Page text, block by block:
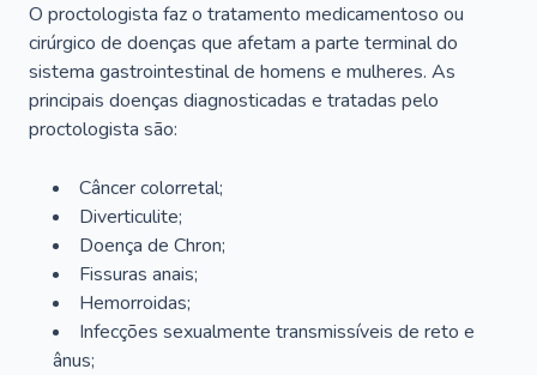
O proctologista faz o tratamento medicamentoso ou
cirúrgico de doenças que afetam a parte terminal do
sistema gastrointestinal de homens e mulheres. As
principais doenças diagnosticadas e tratadas pelo
proctologista são:
Câncer colorretal;
Diverticulite;
Doença de Chron;
Fissuras anais;
Hemorroidas;
Infecções sexualmente transmissíveis de reto e
ânus;